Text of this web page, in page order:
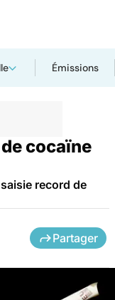
Émissions
cocaïne
record de
Partager